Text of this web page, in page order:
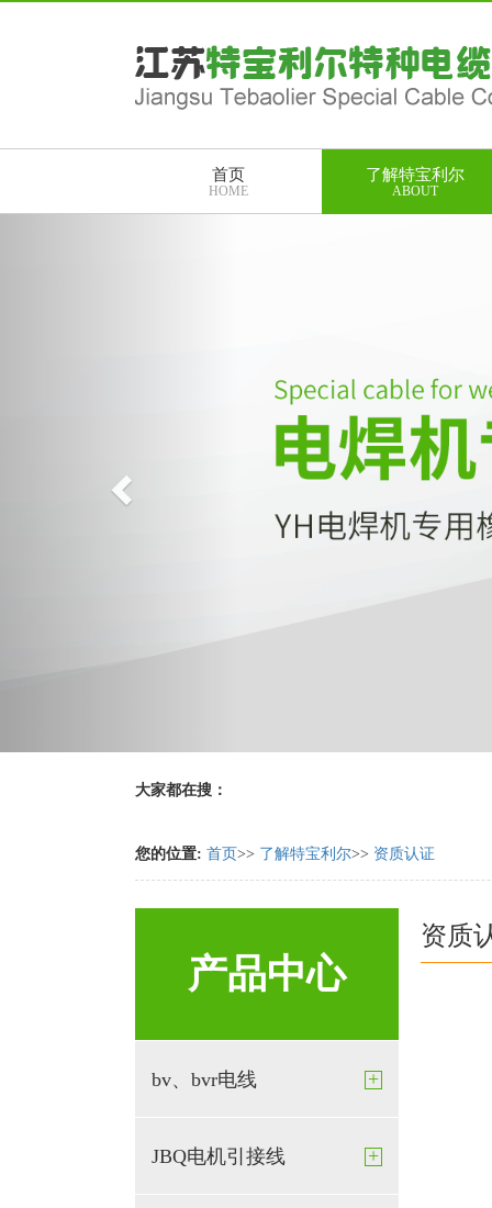
首页
HOME
了解特宝利尔
ABOUT
大家都在搜：
您的位置: 首页>> 了解特宝利尔>> 资质认证
产品中心
bv、bvr电线 +
JBQ电机引接线 +
资质